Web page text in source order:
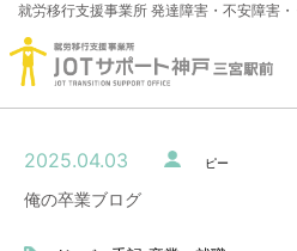
就労移行支援事業所 発達障害・不安障害
2025.04.03 ピー
俺の卒業ブログ